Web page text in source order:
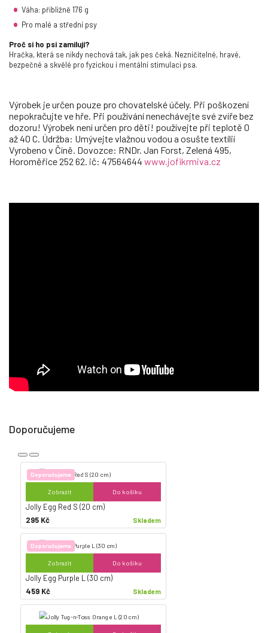
Váha: přibližně 176 g
Pro malé a střední psy
Proč si ho psi zamilují?
Hračka, která se nikdy nechová tak, jak pes čeká. Nezničitelné, hravé,
bezpečné a skvělé pro fyzickou i mentální stimulaci psa.
Výrobek je určen pouze pro chovatelské účely. Při poškození
nepokračujte ve hře. Při používání nenechávejte své zvíře bez
dozoru! Výrobek není určen pro děti! používejte při teplotě 0
až 40 C. Údržba: Umývejte vlažnou vodou a osušte textílií
Vyrobeno v Číně. Dovozce: RNDr. Jan Forst, Zelená 495,
Horoměřice 252 62. ič: 47564644 www.jofikrmiva.cz
Doporučujeme
Doporučujeme
Zobrazit Do košíku
Jolly Egg Red S (20 cm)
295 Kč
Skladem
Doporučujeme
Zobrazit Do košíku
Jolly Egg Purple L (30 cm)
459 Kč
Skladem